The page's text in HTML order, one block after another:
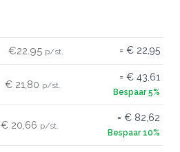
€22.95 € 22,95
€ 21,80
€ 43,61
€ 20,66
€ 82,62